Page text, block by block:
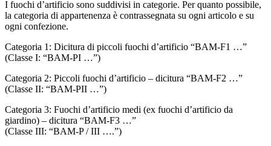
I fuochi d’artificio sono suddivisi in categorie. Per quanto possibile,
la categoria di appartenenza è contrassegnata su ogni articolo e su
ogni confezione.
Categoria 1: Dicitura di piccoli fuochi d’artificio “BAM-F1 …”
(Classe I: “BAM-PI …”)
Categoria 2: Piccoli fuochi d’artificio – dicitura “BAM-F2 …”
(Classe II: “BAM-PII …”)
Categoria 3: Fuochi d’artificio medi (ex fuochi d’artificio da
giardino) – dicitura “BAM-F3 …”
(Classe III: “BAM-P / III ….”)